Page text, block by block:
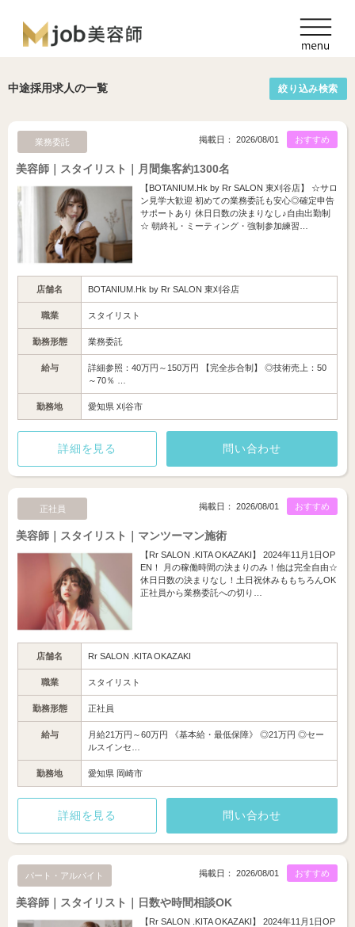
中途採用求人の一覧 絞り込み検索
業務委託 おすすめ
掲載日： 2026/08/01
美容師｜スタイリスト｜月間集客約1300名
【BOTANIUM.Hk by Rr SALON 東刈谷店】 ☆サロ
ン見学大歓迎 初めての業務委託も安心◎確定申告
サポートあり 休日日数の決まりなし♪自由出勤制
☆ 朝終礼・ミーティング・強制参加練習…
店舗名 BOTANIUM.Hk by Rr SALON 東刈谷店
職業 スタイリスト
勤務形態 業務委託
給与
詳細参照：40万円～150万円 【完全歩合制】 ◎技術売上：50
～70％ …
勤務地 愛知県 刈谷市
詳細を見る 問い合わせ
正社員 おすすめ
掲載日： 2026/08/01
美容師｜スタイリスト｜マンツーマン施術
【Rr SALON .KITA OKAZAKI】 2024年11月1日OP
EN！ 月の稼働時間の決まりのみ！他は完全自由☆
休日日数の決まりなし！土日祝休みももちろんOK
正社員から業務委託への切り…
店舗名 Rr SALON .KITA OKAZAKI
職業 スタイリスト
勤務形態 正社員
給与
月給21万円～60万円 《基本給・最低保障》 ◎21万円 ◎セー
ルスインセ…
勤務地 愛知県 岡崎市
詳細を見る 問い合わせ
パート・アルバイト おすすめ
掲載日： 2026/08/01
美容師｜スタイリスト｜日数や時間相談OK
【Rr SALON .KITA OKAZAKI】 2024年11月1日OP